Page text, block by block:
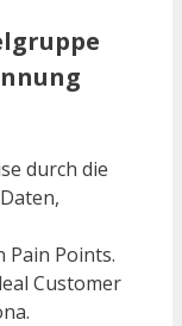
durch die
Points.
Customer